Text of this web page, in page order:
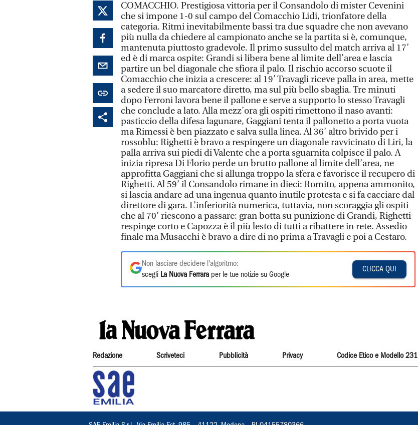
COMACCHIO. Prestigiosa vittoria per il Consandolo di mister Cevenini
che si impone 1-0 sul campo del Comacchio Lidi, trionfatore della
categoria. Ritmi inevitabilmente bassi tra due squadre che non avevano
più nulla da chiedere al campionato anche se la partita si è, comunque,
mantenuta piuttosto gradevole. Il primo sussulto del match arriva al 17’
ed è di marca ospite: Grandi si libera bene al limite dell’area e lascia
partire un bel diagonale che sfiora il palo. Il rischio accorso scuote il
Comacchio che inizia a crescere: al 19’ Travagli riceve palla in area, mette
a sedere il suo marcatore diretto, ma sul più bello sbaglia. Tre minuti
dopo Ferroni lavora bene il pallone e serve a supporto lo stesso Travagli
che conclude a lato. Alla mezz’ora gli ospiti rimettono il naso avanti:
pasticcio della difesa lagunare, Gaggiani tenta il pallonetto a porta vuota
ma Rimessi è ben piazzato e salva sulla linea. Al 36’ altro brivido per i
rossoblu: Righetti è bravo a respingere un diagonale ravvicinato di Liri, la
palla arriva sui piedi di Valente che a porta sguarnita colpisce il palo. A
inizia ripresa Di Florio perde un brutto pallone al limite dell’area, ne
approfitta Gaggiani che si allunga troppo la sfera e favorisce il recupero di
Righetti. Al 59’ il Consandolo rimane in dieci: Romito, appena ammonito,
si lascia andare ad una ingenua quanto inutile protesta e si fa cacciare dal
direttore di gara. L’inferiorità numerica, tuttavia, non scoraggia gli ospiti
che al 70’ riescono a passare: gran botta su punizione di Grandi, Righetti
respinge corto e Capozza è il più lesto di tutti a ribattere in rete. Assedio
finale ma Musacchi è bravo a dire di no prima a Travagli e poi a Cestaro.
Non lasciare decidere l'algoritmo:
scegli La Nuova Ferrara per le tue notizie su Google
CLICCA QUI
Redazione Scriveteci Pubblicità Privacy Codice Etico e Modello 231